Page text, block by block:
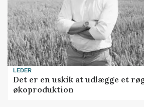
LEDER
Det er en uskik at udlægge et
økoproduktion